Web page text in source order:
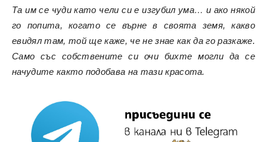
Та им се чуди като чели си е изгубил ума… и ако някой
го попита, когато се върне в своята земя, какво
евидял там, той ще каже, че не знае как да го разкаже.
Само със собствените си очи бихте могли да се
начудите както подобава на тази красота.